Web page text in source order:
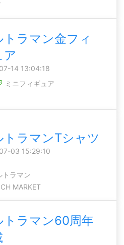
トラマン金フィ
ア
14 13:04:18
ミニフィギュア
トラマンTシャツ
03 15:29:10
トラマン
MARKET
トラマン60周年